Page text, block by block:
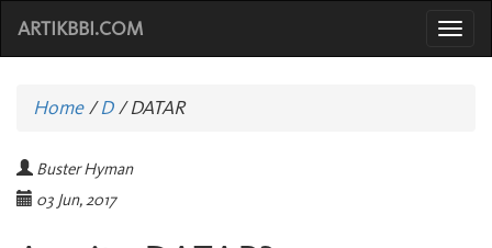
ARTIKBBI.COM
Home/D /DATAR
Buster Hyman
03 Jun, 2017